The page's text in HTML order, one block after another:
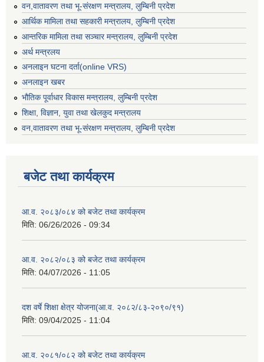
वन,वातावरण तथा भू-संरक्षण मन्त्रालय, लुम्बिनी प्रदेश
आर्थिक मामिला तथा सहकारी मन्त्रालय, लुम्बिनी प्रदेश
आन्तरिक मामिला तथा सञ्चार मन्त्रालय, लुम्बिनी प्रदेश
अर्थ मन्त्रलय
अनलाइन घटना दर्ता(online VRS)
अनलाइन खबर
भौतिक पूर्वाधार विकास मन्त्रालय, लुम्बिनी प्रदेश
शिक्षा, विज्ञान, युवा तथा खेलकुद मन्‍‍त्रालय
वन,वातावरण तथा भू-संरक्षण मन्त्रालय, लुम्बिनी प्रदेश
बजेट तथा कार्यक्रम
आ.व. २०८३/०८४ को बजेट तथा कार्यक्रम
मिति: 06/26/2026 - 09:34
आ.व. २०८२/०८३ को बजेट तथा कार्यक्रम
मिति: 04/07/2026 - 11:05
दश वर्षे शिक्षा क्षेत्र योजना(आ.व. २०८२/८३-२०९०/९१)
मिति: 09/04/2025 - 11:04
आ.व. २०८१/०८२ को बजेट तथा कार्यक्रम